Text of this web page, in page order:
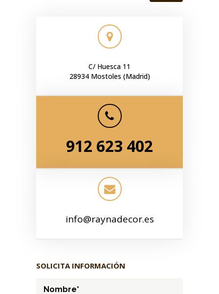
C/ Huesca 11
28934 Mostoles (Madrid)
912 623 402
info@raynadecor.es
SOLICITA INFORMACIÓN